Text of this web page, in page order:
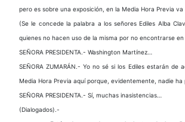
pero es sobre una exposición, en la Media Hora Previa va
(Se le concede la palabra a los señores Ediles Alba
quienes no hacen uso de la misma por no encontrarse en
SEÑORA PRESIDENTA.- Washington Martínez…
SEÑORA ZUMARÁN.- Yo no sé si los Ediles estarán de
Media Hora Previa aquí porque, evidentemente, nadie ha
SEÑORA PRESIDENTA.- Sí, muchas inasistencias…
(Dialogados).-